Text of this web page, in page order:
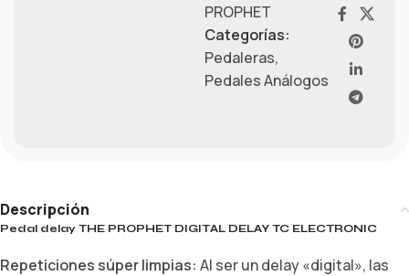
PROPHET
Categorías:
Pedaleras,
Pedales Análogos
Descripción
Pedal delay THE PROPHET DIGITAL DELAY TC ELECTRONIC
Repeticiones súper limpias: Al ser un delay «digital», las